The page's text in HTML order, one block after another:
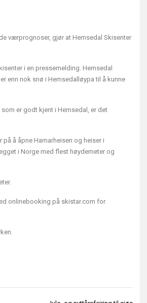
værprognoser, gjør at Hemsedal Skisenter
i en pressemelding. Hemsedal
enn nok snø i Hemsedalløypa til å kunne
er godt kjent i Hemsedal, er det
å åpne Hamarheisen og heiser i
i Norge med flest høydemeter og
onlinebooking på skistar.com for